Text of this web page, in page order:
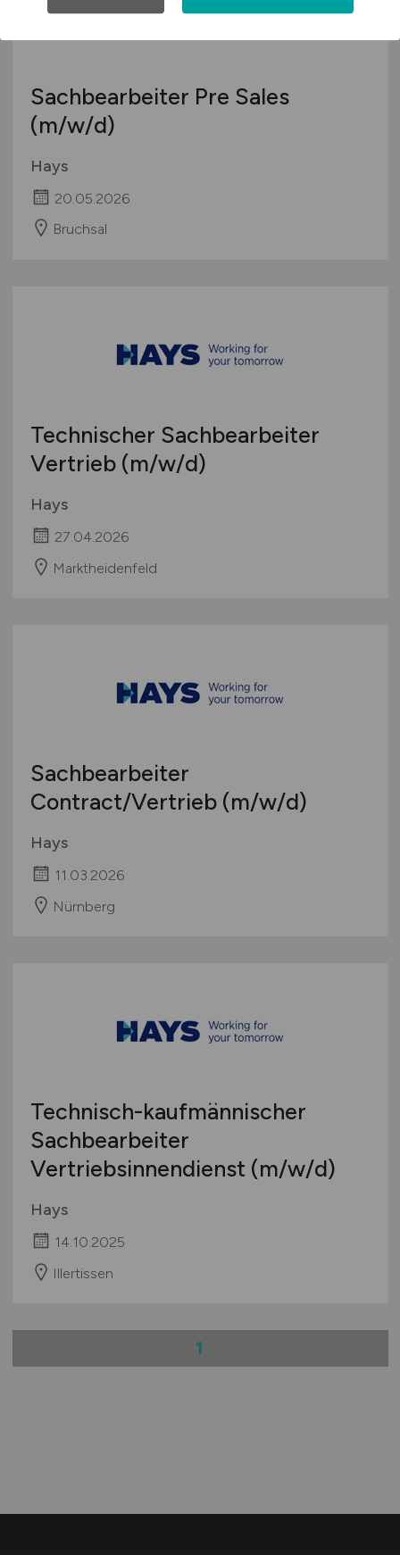
Sachbearbeiter Pre Sales
(m/w/d)
Hays
20.05.2026
Bruchsal
Technischer Sachbearbeiter
Vertrieb (m/w/d)
Hays
27.04.2026
Marktheidenfeld
Sachbearbeiter
Contract/Vertrieb (m/w/d)
Hays
11.03.2026
Nürnberg
Technisch-kaufmännischer
Sachbearbeiter
Vertriebsinnendienst (m/w/d)
Hays
14.10.2025
Illertissen
1